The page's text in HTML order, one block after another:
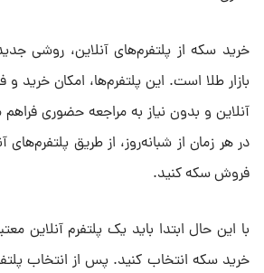
خرید سکه از پلتفرم‌های آنلاین، روشی
بازار طلا است. این پلتفرم‌ها، امکان
آنلاین و بدون نیاز به مراجعه حضوری
در هر زمان از شبانه‌روز، از طریق پلتفرم‌های
فروش سکه کنید.
با این حال ابتدا باید یک پلتفرم آنلاین
خرید سکه انتخاب کنید. پس از انتخاب